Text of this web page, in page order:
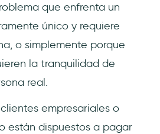
que enfrenta un
único y requiere
o simplemente porque
la tranquilidad de
real.
empresariales o
están dispuestos a pagar